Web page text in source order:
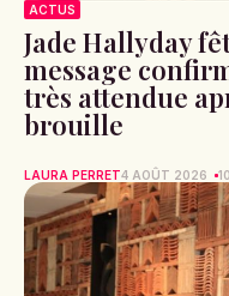
ACTUS
Jade Hallyday
message
très attendue
brouille
LAURA PERRET4 AOÛT 2026